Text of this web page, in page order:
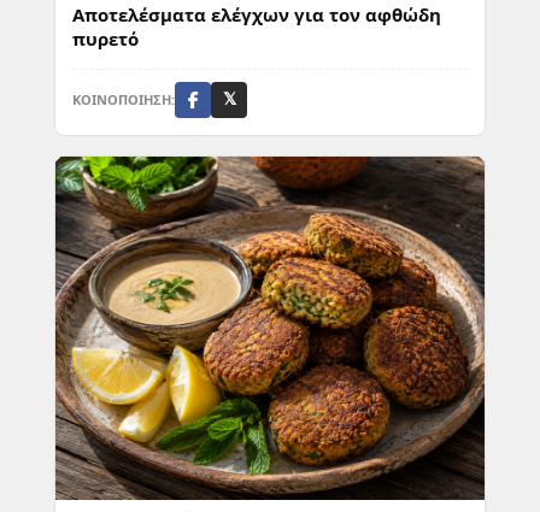
Αποτελέσματα ελέγχων για τον αφθώδη
πυρετό
ΚΟΙΝΟΠΟΙΗΣΗ: 𝕏